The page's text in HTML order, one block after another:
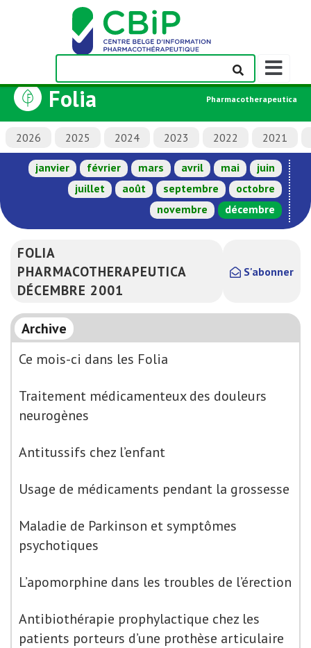
Afficher/
la
de
navigation
Folia Pharmacotherapeutica
2026 2025 2024 2023 2022 2021
janvier février mars avril mai
juin
juillet
août septembre
octobre
novembre
décembre
FOLIA
PHARMACOTHERAPEUTICA
DÉCEMBRE 2001
S'abonner
Archive
Ce mois-ci dans les Folia
Traitement médicamenteux des douleurs
neurogènes
Antitussifs chez l’enfant
Usage de médicaments pendant la grossesse
Maladie de Parkinson et symptômes
psychotiques
L’apomorphine dans les troubles de l’érection
Antibiothérapie prophylactique chez les
patients porteurs d’une prothèse articulaire